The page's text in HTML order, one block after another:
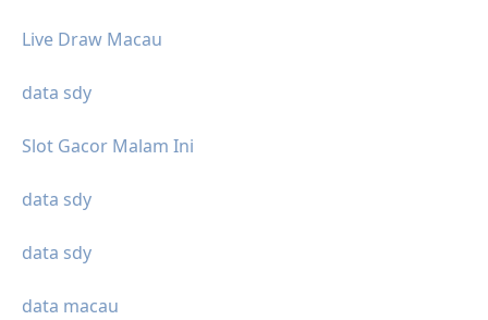
Live Draw Macau
data sdy
Slot Gacor Malam Ini
data sdy
data sdy
data macau